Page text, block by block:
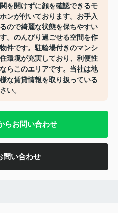
を開けずに顔を確認できるモ
ンが付いております。お手入
ので綺麗な状態を保ちやすい
。のんびり過ごせる空間を作
件です。駐輪場付きのマンシ
環境が充実しており、利便性
らこのエリアです。当社は地
な賃貸情報を取り扱っている
い。
らお問い合わせ
問い合わせ